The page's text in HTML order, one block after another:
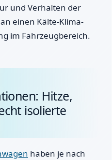
und Verhalten der
einen Kälte-Klima-
im Fahrzeugbereich.
Hitze,
isolierte
haben je nach